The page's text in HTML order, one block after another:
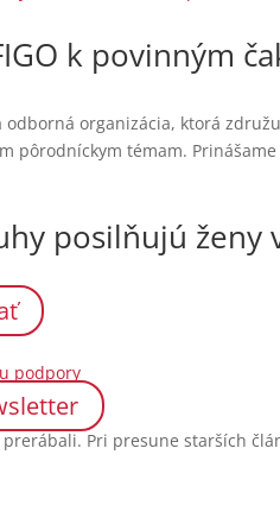
k povinným
odborná organizácia, ktorá
pôrodníckym témam.
posilňujú
podpory
Pri presune starších